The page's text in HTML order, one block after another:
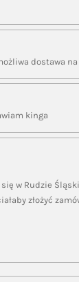
dostawa
kinga
w Rudzie
złożyć